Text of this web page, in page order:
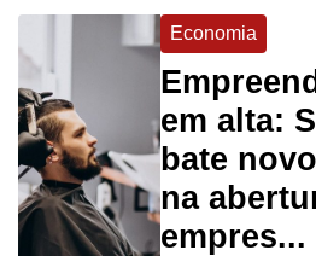
Economia
em alta:
bate
na
empres...